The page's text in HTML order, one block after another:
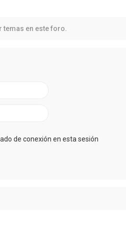
en este foro.
de conexión en esta sesión